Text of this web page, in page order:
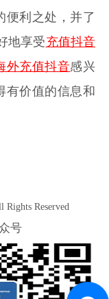
便利之处，并了
地享受充值抖音
外充值抖音感兴
有价值的信息和
Rights Reserved
号